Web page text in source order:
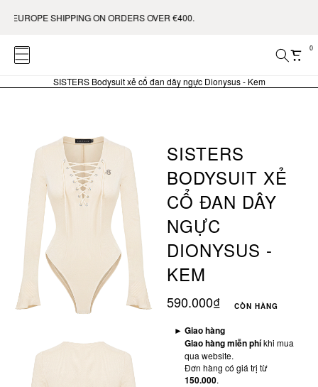
SHIPPING ON ORDERS OVER €400.
0
SISTERS Bodysuit xẻ cổ đan dây ngực Dionysus - Kem
SISTERS
BODYSUIT XẺ
CỔ ĐAN DÂY
NGỰC
DIONYSUS -
KEM
590.000₫ CÒN HÀNG
► Giao hàng
Giao hàng miễn phíkhi mua
qua website.
Đơn hàng có giá trị từ
150.000.